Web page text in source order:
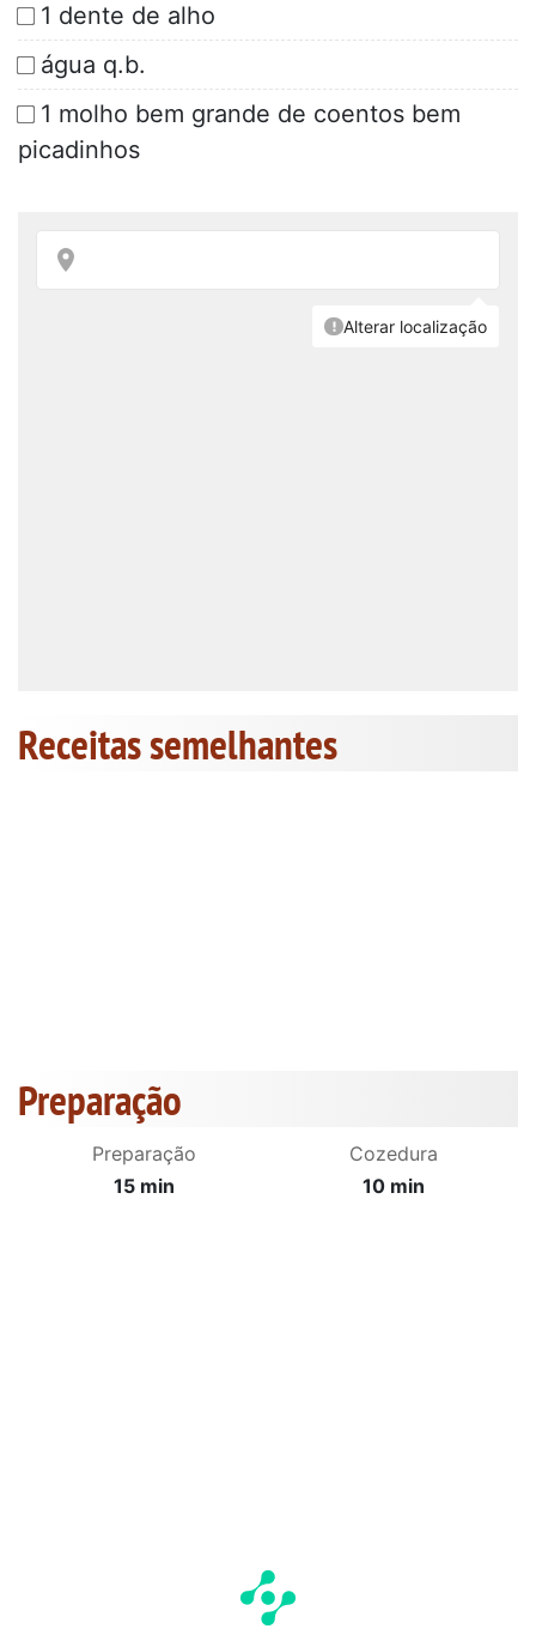
1 dente de alho
água q.b.
1 molho bem grande de coentos bem
picadinhos
Receitas semelhantes
Preparação
Preparação
15 min
Cozedura
10 min